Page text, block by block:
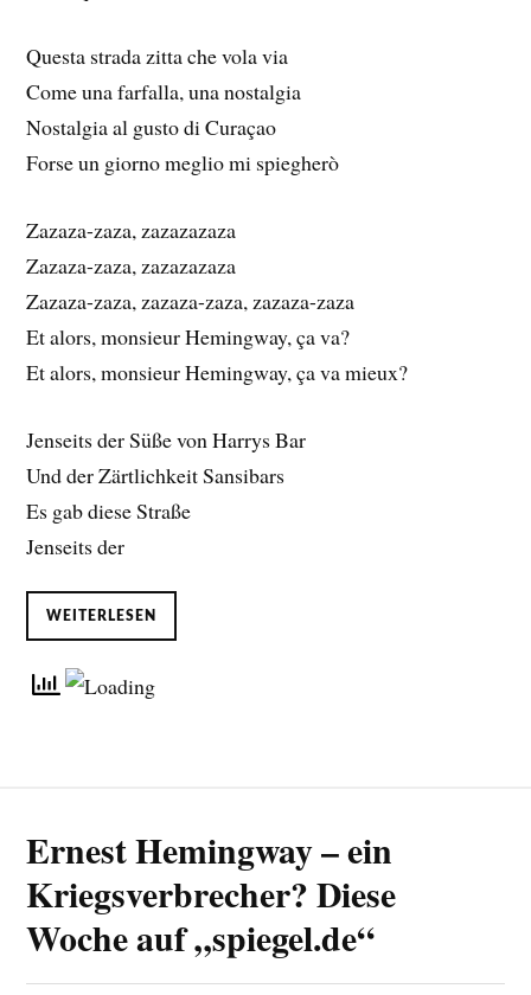
Questa strada zitta che vola via
Come una farfalla, una nostalgia
Nostalgia al gusto di Curaçao
Forse un giorno meglio mi spiegherò
Zazaza-zaza, zazazazaza
Zazaza-zaza, zazazazaza
Zazaza-zaza, zazaza-zaza, zazaza-zaza
Et alors, monsieur Hemingway, ça va?
Et alors, monsieur Hemingway, ça va mieux?
Jenseits der Süße von Harrys Bar
Und der Zärtlichkeit Sansibars
Es gab diese Straße
Jenseits der
WEITERLESEN
Ernest Hemingway – ein
Kriegsverbrecher? Diese
Woche auf „spiegel.de“